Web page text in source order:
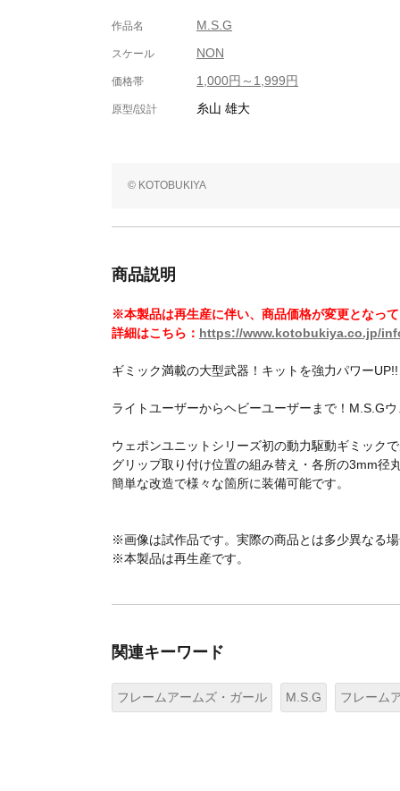
作品名 M.S.G
スケール NON
価格帯 1,000円～1,999円
原型/設計 糸山 雄大
© KOTOBUKIYA
商品説明
※本製品は再生産に伴い、商品価格が変更となっ
詳細はこちら： https://www.kotobukiya.co.jp/
ギミック満載の大型武器！キットを強力パワーUP!!
ライトユーザーからヘビーユーザーまで！M.S.G
ウェポンユニットシリーズ初の動力駆動ギミック
グリップ取り付け位置の組み替え・各所の3mm径
簡単な改造で様々な箇所に装備可能です。
※画像は試作品です。実際の商品とは多少異なる
※本製品は再生産です。
関連キーワード
フレームアームズ・ガール M.S.G フレーム